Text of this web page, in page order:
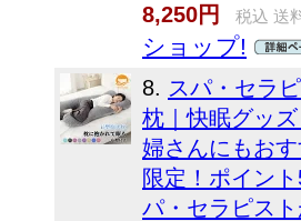
8,250円
税込 送
ショップ!
8. スパ・セラ
枕｜快眠グッ
婦さんにもお
限定！ポイン
パ・セラピス